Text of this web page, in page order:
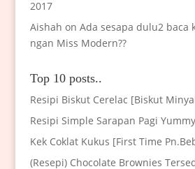
2017
Aishah on Ada sesapa dulu2 baca
ngan Miss Modern??
Top 10 posts..
Resipi Biskut Cerelac [Biskut
Resipi Simple Sarapan Pagi
Kek Coklat Kukus [First Time
(Resepi) Chocolate Brownies